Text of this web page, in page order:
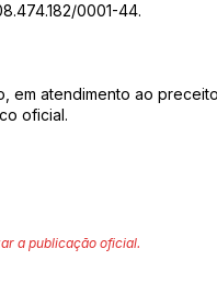
0001-44.
em atendimento ao
oficial.
a publicação oficial.